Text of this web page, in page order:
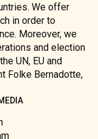
We offer
in order to
Moreover, we
and election
UN, EU and
Folke Bernadotte,